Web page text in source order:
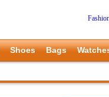
Shoes Bags